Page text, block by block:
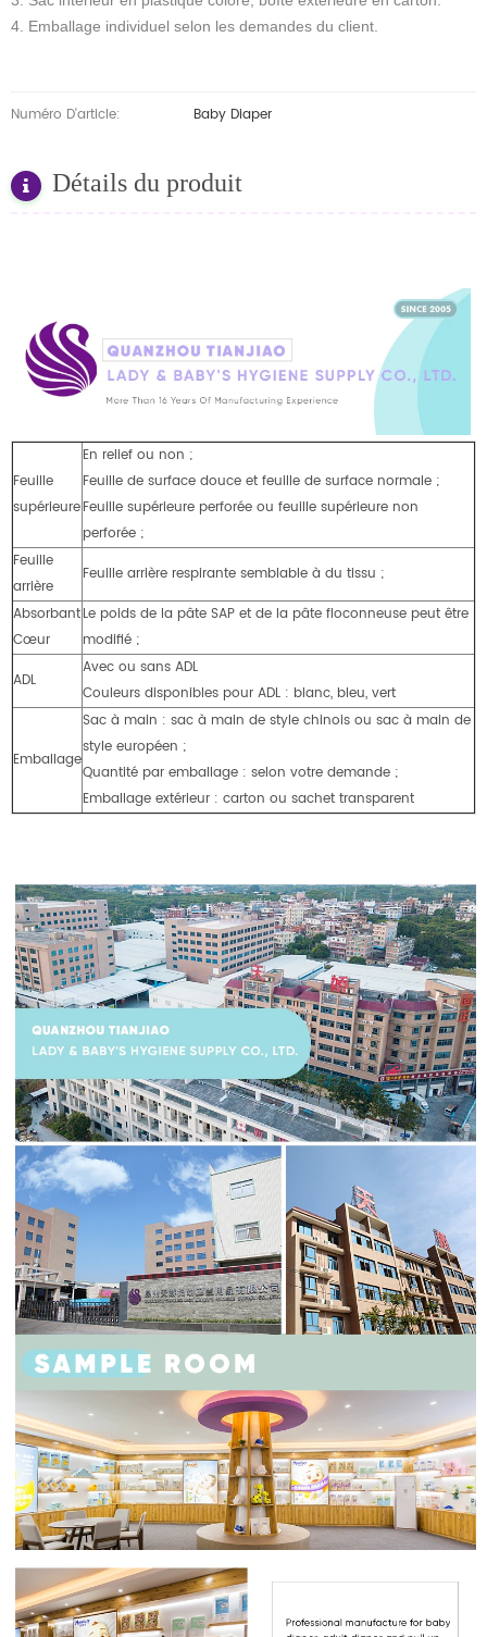
4. Emballage individuel selon les demandes du client.
Numéro D'article: Baby Diaper
Détails du produit
Feuille
supérieure
En relief ou non ;
Feuille de surface douce et feuille de surface normale ;
Feuille supérieure perforée ou feuille supérieure non
perforée ;
Feuille
arrière
Feuille arrière respirante semblable à du tissu ;
Absorbant
Cœur
Le poids de la pâte SAP et de la pâte floconneuse peut être
modifié ;
ADL
Avec ou sans ADL
Couleurs disponibles pour ADL : blanc, bleu, vert
Emballage
Sac à main : sac à main de style chinois ou sac à main de
style européen ;
Quantité par emballage : selon votre demande ;
Emballage extérieur : carton ou sachet transparent